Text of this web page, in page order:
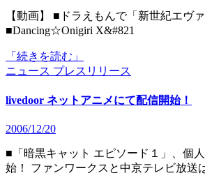
【動画】 ■ドラえもんで「新世紀エヴァンゲリオン」のオープニングを再現 (SWFBLOG) 【イベント／コンテスト】
■Dancing☆Onigiri X&#821
「続きを読む」
ニュース プレスリリース
livedoor ネットアニメにて配信開始！
2006/12/20
■「暗黒キャット エピソード１」、個人クリエイター支援番組「ウキ→ビジュ」がlivedoor ネットアニメにて配信開
始！ ファンワークスと中京テレビ放